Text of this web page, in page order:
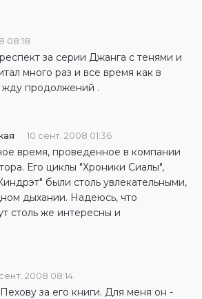
08:18
за серии Джанга с тенями и
много раз и все время как в
жду продолжений .
10 сент. 2008 01:36
время, проведенное в компании
Его циклы "Хроники Сиалы",
были столь увлекательными,
дыхании. Надеюсь, что
столь же интересны и
2008 08:14
за его книги. Для меня он -